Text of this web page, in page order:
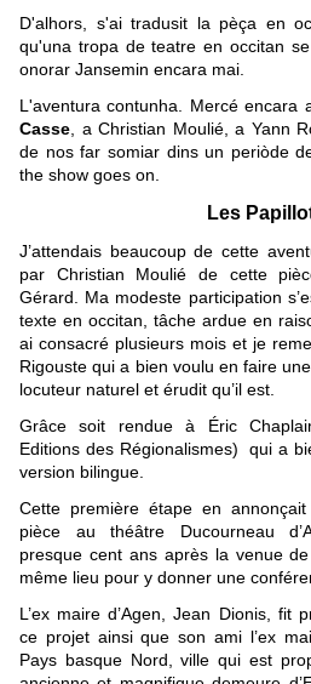
D'alhors, s'ai tradusit la pèça en
qu'una tropa de teatre en occitan
onorar Jansemin encara mai.
L'aventura contunha. Mercé encara
Casse , a Christian Moulié, a Yann
de nos far somiar dins un periòde
the show goes on.
Les
J’attendais beaucoup de cette
par Christian Moulié de cette
Gérard. Ma modeste participation
texte en occitan, tâche ardue en
ai consacré plusieurs mois et je
Rigouste qui a bien voulu en faire
locuteur naturel et érudit qu’il est.
Grâce soit rendue à Éric
Editions des Régionalismes) qui a
version bilingue.
Cette première étape en
pièce au théâtre Ducourneau
presque cent ans après la venue
même lieu pour y donner une
L’ex maire d’Agen, Jean Dionis, fit
ce projet ainsi que son ami l’ex
Pays basque Nord, ville qui est